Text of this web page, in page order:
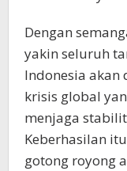
Dengan
yakin seluruh
Indonesia akan
krisis global
menjaga
Keberhasilan
gotong royong